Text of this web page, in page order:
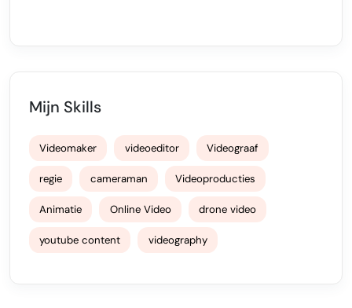
Mijn Skills
Videomaker videoeditor Videograaf
regie cameraman Videoproducties
Animatie Online Video drone video
youtube content videography